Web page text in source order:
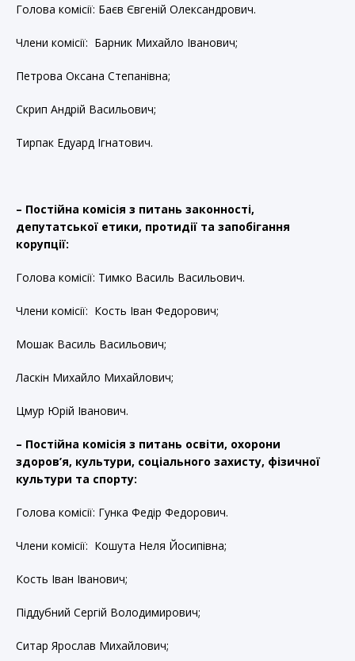
Голова комісії: Баєв Євгеній Олександрович.
Члени комісії: Барник Михайло Іванович;
Петрова Оксана Степанівна;
Скрип Андрій Васильович;
Тирпак Едуард Ігнатович.
– Постійна комісія з питань законності,
депутатської етики, протидії та запобігання
корупції:
Голова комісії: Тимко Василь Васильович.
Члени комісії: Кость Іван Федорович;
Мошак Василь Васильович;
Ласкін Михайло Михайлович;
Цмур Юрій Іванович.
– Постійна комісія з питань освіти, охорони
здоров’я, культури, соціального захисту, фізичної
культури та спорту:
Голова комісії: Гунка Федір Федорович.
Члени комісії: Кошута Неля Йосипівна;
Кость Іван Іванович;
Піддубний Сергій Володимирович;
Ситар Ярослав Михайлович;